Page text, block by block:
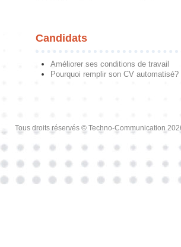
Candidats
Améliorer ses conditions de travail
Pourquoi remplir son CV automatisé?
Tous droits réservés © Techno-Communication